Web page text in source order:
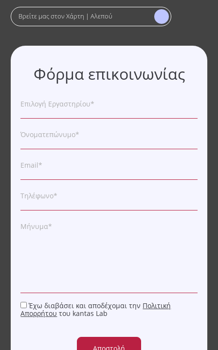
Φόρμα επικοινωνίας
Επιλογή Εργαστηρίου*
Όνοματεπώνυμο*
Email*
Τηλέφωνο*
Μήνυμα*
Έχω διαβάσει και αποδέχομαι την Πολιτική
Απορρήτου του kantas Lab
Βρείτε μας στον Χάρτη | Αλεπού